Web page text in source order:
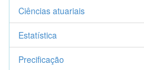
Ciências atuariais
Estatística
Precificação